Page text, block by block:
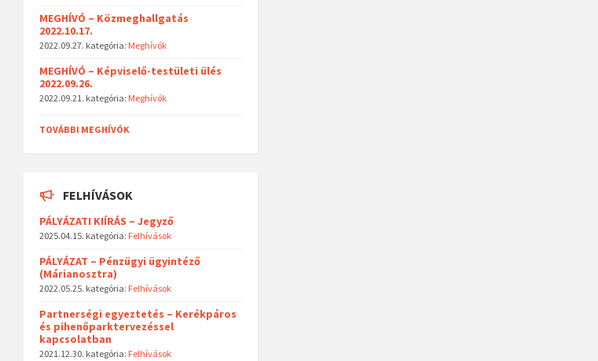
MEGHÍVÓ – Közmeghallgatás
2022.10.17.
2022.09.27. kategória: Meghívók
MEGHÍVÓ – Képviselő-testületi ülés
2022.09.26.
2022.09.21. kategória: Meghívók
TOVÁBBI MEGHÍVÓK
FELHÍVÁSOK
PÁLYÁZATI KIÍRÁS – Jegyző
2025.04.15. kategória: Felhívások
PÁLYÁZAT – Pénzügyi ügyintéző
(Márianosztra)
2022.05.25. kategória: Felhívások
Partnerségi egyeztetés – Kerékpáros
és pihenőparktervezéssel
kapcsolatban
2021.12.30. kategória: Felhívások